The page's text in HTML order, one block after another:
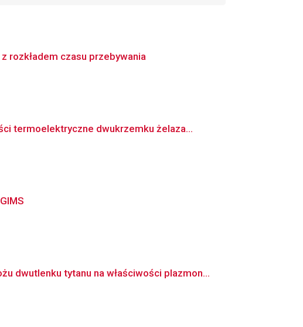
rozkładem czasu przebywania
termoelektryczne dwukrzemku żelaza...
dwutlenku tytanu na właściwości plazmon...